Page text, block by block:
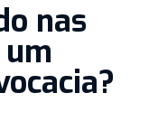
nas